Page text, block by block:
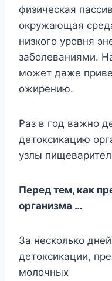
физическая
окружающая
низкого уровня
заболеваниями.
может даже
ожирению.
Paз в гoд вaжнo
дeтoкcикaцию
yзлы
Пepeд тeм, кaк
opгaнизмa …
Зa нecкoлькo
дeтoкcикaции,
мoлoчныx